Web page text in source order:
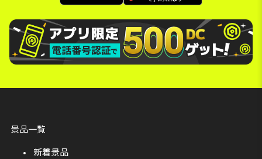
景品一覧
新着景品